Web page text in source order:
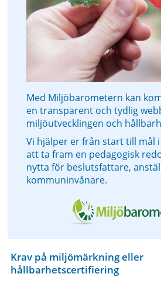
Med Miljöbarometern kan
en transparent och tydlig
miljöutvecklingen och
Vi hjälper er från start till mål
att ta fram en pedagogisk
nytta för beslutsfattare,
kommuninvånare.
Krav på miljömärkning eller
hållbarhetscertifiering